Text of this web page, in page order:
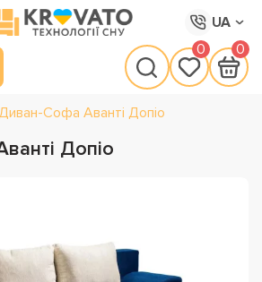
UA
0 0
Софа Аванті Допіо
Допіо